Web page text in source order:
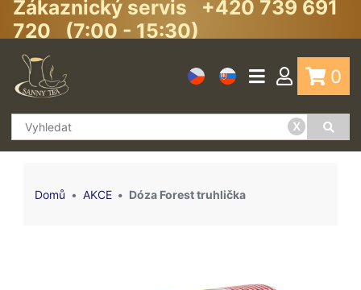
Zákaznický servis +420 739 691
720 (7:00 - 15:30)
x
0
Domů AKCE Dóza Forest truhlička